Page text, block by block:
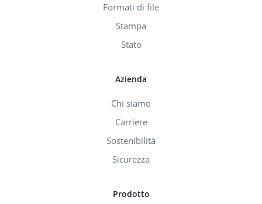
Formati di file
Stampa
Stato
Azienda
Chi siamo
Carriere
Sostenibilità
Sicurezza
Prodotto